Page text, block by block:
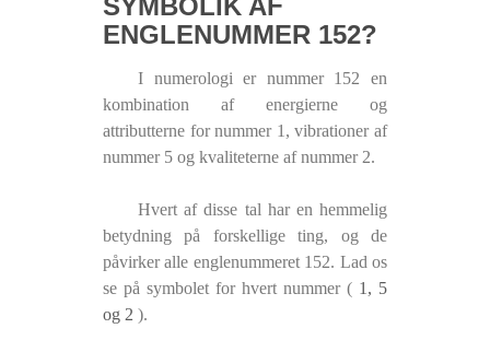
SYMBOLIK AF
ENGLENUMMER 152?
I numerologi er nummer 152 en
kombination af energierne og
attributterne for nummer 1, vibrationer af
nummer 5 og kvaliteterne af nummer 2.
Hvert af disse tal har en hemmelig
betydning på forskellige ting, og de
påvirker alle englenummeret 152. Lad os
se på symbolet for hvert nummer ( 1, 5
og 2 ).